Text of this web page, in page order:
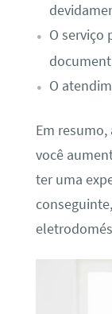
O serviço
O
Em
você
ter uma